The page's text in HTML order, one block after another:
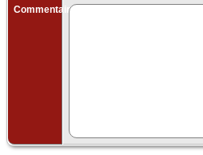
Commentaires: